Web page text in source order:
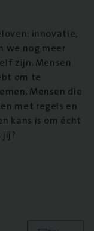
innovatie,
we nog meer
zijn. Mensen
om te
Mensen die
met regels en
kans is om écht